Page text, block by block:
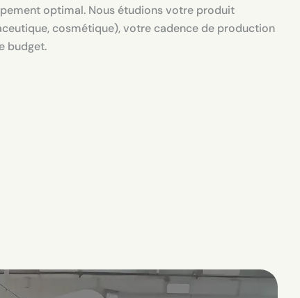
optimal. Nous étudions votre produit
cosmétique), votre cadence de production
budget.